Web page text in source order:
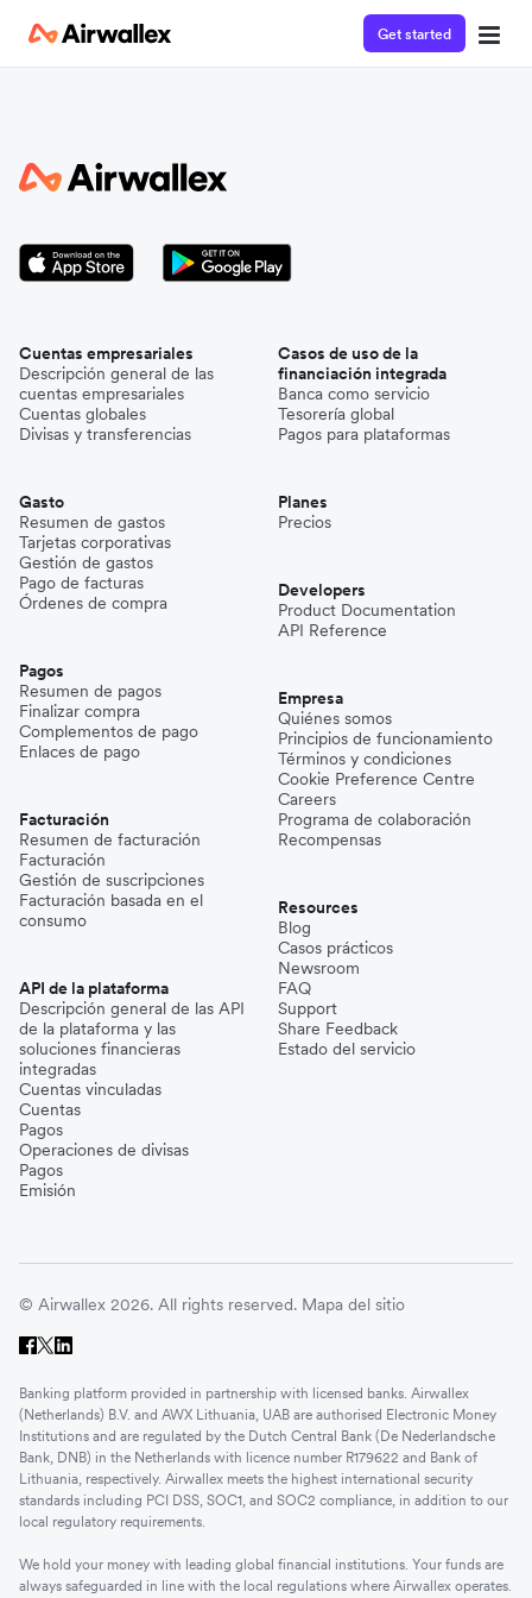
Get started
Cuentas empresariales
Descripción general de las
cuentas empresariales
Cuentas globales
Divisas y transferencias
Gasto
Resumen de gastos
Tarjetas corporativas
Gestión de gastos
Pago de facturas
Órdenes de compra
Pagos
Resumen de pagos
Finalizar compra
Complementos de pago
Enlaces de pago
Facturación
Resumen de facturación
Facturación
Gestión de suscripciones
Facturación basada en el
consumo
API de la plataforma
Descripción general de las API
de la plataforma y las
soluciones financieras
integradas
Cuentas vinculadas
Cuentas
Pagos
Operaciones de divisas
Pagos
Emisión
Casos de uso de la
financiación integrada
Banca como servicio
Tesorería global
Pagos para plataformas
Planes
Precios
Developers
Product Documentation
API Reference
Empresa
Quiénes somos
Principios de funcionamiento
Términos y condiciones
Cookie Preference Centre
Careers
Programa de colaboración
Recompensas
Resources
Blog
Casos prácticos
Newsroom
FAQ
Support
Share Feedback
Estado del servicio
© Airwallex 2026. All rights reserved. Mapa del sitio
Banking platform provided in partnership with licensed banks. Airwallex
(Netherlands) B.V. and AWX Lithuania, UAB are authorised Electronic Money
Institutions and are regulated by the Dutch Central Bank (De Nederlandsche
Bank, DNB) in the Netherlands with licence number R179622 and Bank of
Lithuania, respectively. Airwallex meets the highest international security
standards including PCI DSS, SOC1, and SOC2 compliance, in addition to our
local regulatory requirements.
We hold your money with leading global financial institutions. Your funds are
always safeguarded in line with the local regulations where Airwallex operates.